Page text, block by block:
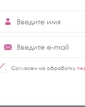
Согласен на обработку